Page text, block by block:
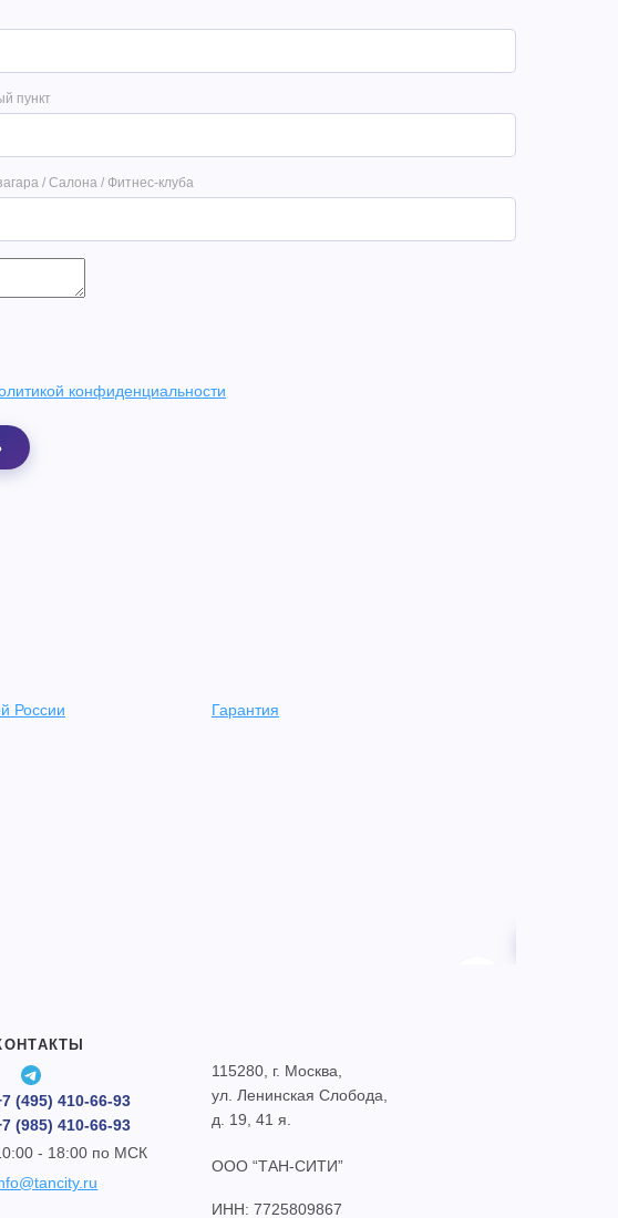
пункт
/ Салона / Фитнес-клуба
конфиденциальности
России Гарантия
(495) 410-66-93
(985) 410-66-93
- 18:00 по МСК
115280, г. Москва,
ул. Ленинская Слобода,
д. 19, 41 я.
ООО “ТАН-СИТИ”
ИНН: 7725809867